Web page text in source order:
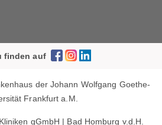
finden auf
der Johann Wolfgang Goethe-
Frankfurt a.M.
gGmbH | Bad Homburg v.d.H.